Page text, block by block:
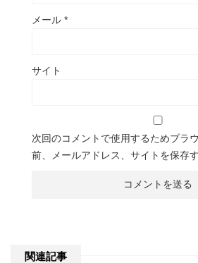
メール *
サイト
次回のコメントで使用するためブラ
前、メールアドレス、サイトを保存す
関連記事